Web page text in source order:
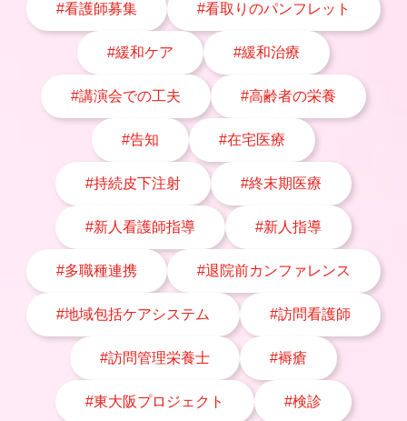
#看護師募集 #看取りのパンフレット
#緩和ケア #緩和治療
#講演会での工夫 #高齢者の栄養
#告知 #在宅医療
#持続皮下注射 #終末期医療
#新人看護師指導 #新人指導
#多職種連携 #退院前カンファレンス
#地域包括ケアシステム #訪問看護師
#訪問管理栄養士 #褥瘡
#東大阪プロジェクト #検診